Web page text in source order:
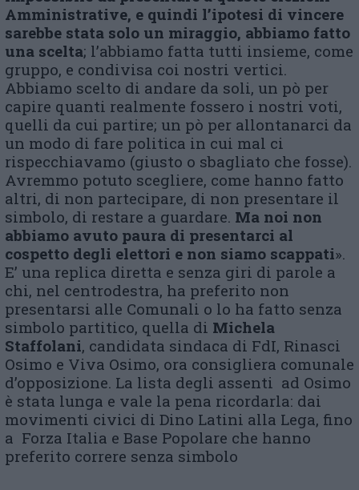
Amministrative, e quindi l’ipotesi di vincere
sarebbe stata solo un miraggio, abbiamo fatto
una scelta; l’abbiamo fatta tutti insieme, come
gruppo, e condivisa coi nostri vertici.
Abbiamo scelto di andare da soli, un pò per
capire quanti realmente fossero i nostri voti,
quelli da cui partire; un pò per allontanarci da
un modo di fare politica in cui mal ci
rispecchiavamo (giusto o sbagliato che fosse).
Avremmo potuto scegliere, come hanno fatto
altri, di non partecipare, di non presentare il
simbolo, di restare a guardare. Ma noi non
abbiamo avuto paura di presentarci al
cospetto degli elettori e non siamo scappati».
E’ una replica diretta e senza giri di parole a
chi, nel centrodestra, ha preferito non
presentarsi alle Comunali o lo ha fatto senza
simbolo partitico, quella di Michela
Staffolani, candidata sindaca di FdI, Rinasci
Osimo e Viva Osimo, ora consigliera comunale
d’opposizione. La lista degli assenti ad Osimo
è stata lunga e vale la pena ricordarla: dai
movimenti civici di Dino Latini alla Lega, fino
a Forza Italia e Base Popolare che hanno
preferito correre senza simbolo